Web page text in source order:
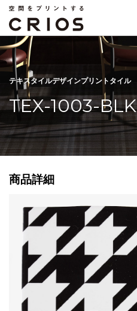
テキスタイルデザインプリントタイル
TEX-1003-BLK
商品詳細